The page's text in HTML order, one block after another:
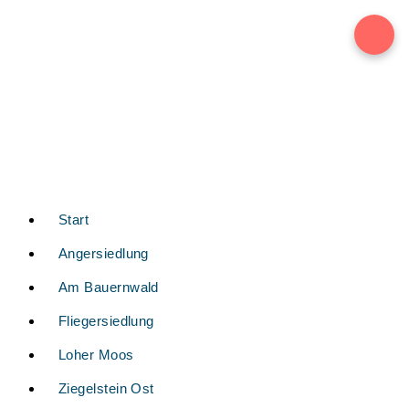
Start
Angersiedlung
Am Bauernwald
Fliegersiedlung
Loher Moos
Ziegelstein Ost